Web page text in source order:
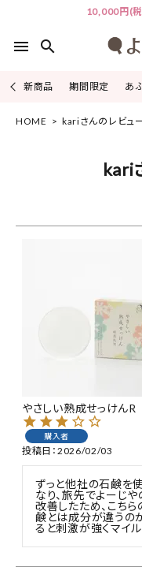
10,000円(
menu search
新商品 期間限定 あ
ACCOUNT MENU
ピックアップ
シリーズから探す
よーじやについて
お知らせ
ご利用ガイド
お客さま向け窓口(お問
企業さま向け窓口
HOME kariさんのレビュ
kari
やさしい熟成せっけんR
購入者
投稿日 2026/02/03
ずっと他社の石鹸を
なり、旅先でよーじ
改善したため、こち
鹸とは成分が違うの
ると刺激が強くマイ